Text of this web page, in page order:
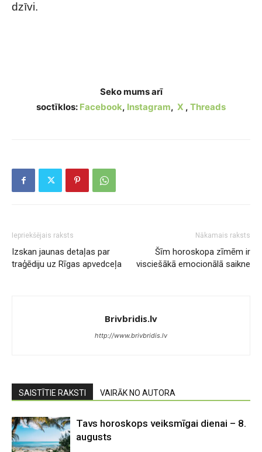
dzīvi.
Seko mums arī
soctīklos: Facebook, Instagram, X , Threads
Iepriekšējais raksts
Izskan jaunas detaļas par
traģēdiju uz Rīgas apvedceļa
Nākamais raksts
Šīm horoskopa zīmēm ir
visciešākā emocionālā saikne
Brivbridis.lv
http://www.brivbridis.lv
SAISTĪTIE RAKSTI VAIRĀK NO AUTORA
Tavs horoskops veiksmīgai dienai – 8.
augusts